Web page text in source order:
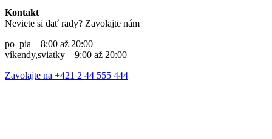
Kontakt
Neviete si dať rady? Zavolajte nám
po–pia – 8:00 až 20:00
víkendy,sviatky – 9:00 až 20:00
Zavolajte na +421 2 44 555 444